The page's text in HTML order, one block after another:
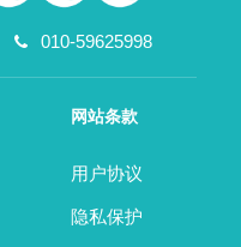
010-59625998
网站条款
用户协议
隐私保护